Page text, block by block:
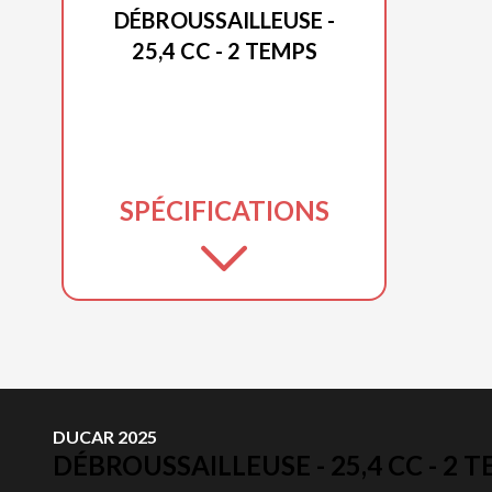
DÉBROUSSAILLEUSE -
25,4 CC - 2 TEMPS
SPÉCIFICATIONS
DUCAR 2025
DÉBROUSSAILLEUSE - 25,4 CC - 2